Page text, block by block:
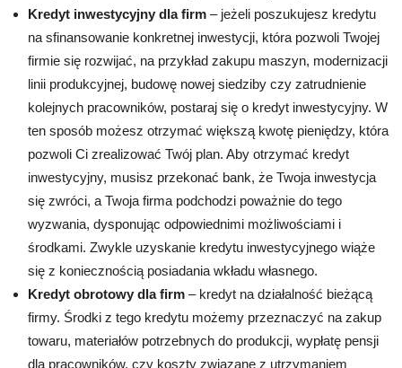
Kredyt inwestycyjny dla firm – jeżeli poszukujesz kredytu
na sfinansowanie konkretnej inwestycji, która pozwoli Twojej
firmie się rozwijać, na przykład zakupu maszyn, modernizacji
linii produkcyjnej, budowę nowej siedziby czy zatrudnienie
kolejnych pracowników, postaraj się o kredyt inwestycyjny. W
ten sposób możesz otrzymać większą kwotę pieniędzy, która
pozwoli Ci zrealizować Twój plan. Aby otrzymać kredyt
inwestycyjny, musisz przekonać bank, że Twoja inwestycja
się zwróci, a Twoja firma podchodzi poważnie do tego
wyzwania, dysponując odpowiednimi możliwościami i
środkami. Zwykle uzyskanie kredytu inwestycyjnego wiąże
się z koniecznością posiadania wkładu własnego.
Kredyt obrotowy dla firm – kredyt na działalność bieżącą
firmy. Środki z tego kredytu możemy przeznaczyć na zakup
towaru, materiałów potrzebnych do produkcji, wypłatę pensji
dla pracowników, czy koszty związane z utrzymaniem